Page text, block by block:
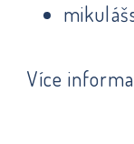
Více